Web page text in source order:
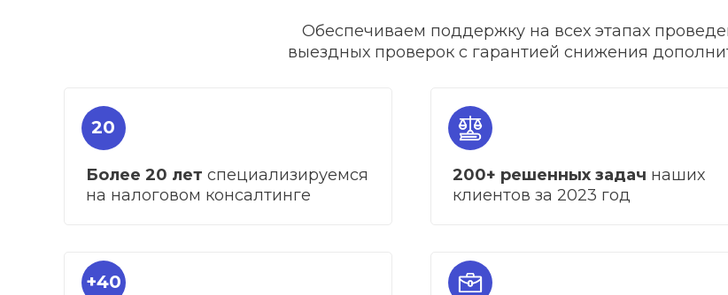
Обеспечиваем поддержку на всех этапах
выездных проверок с гарантией снижения
Более 20 лет специализируемся
на налоговом консалтинге
20
200+ решенных задач наших
клиентов за 2023 год
+40